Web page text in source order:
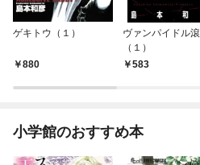
ゲキトウ（１）
880
ヴァンパイドル滾
（１）
583
小学館のおすすめ本